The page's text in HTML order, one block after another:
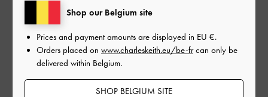
EU €50
EU €200
EU €250 EU €300
Date de livraison:
Shop our Belgium site
Prices and payment amounts are displayed in EU €.
Orders placed on www.charleskeith.eu/be-frcan only be
delivered within Belgium.
SHOP BELGIUM SITE